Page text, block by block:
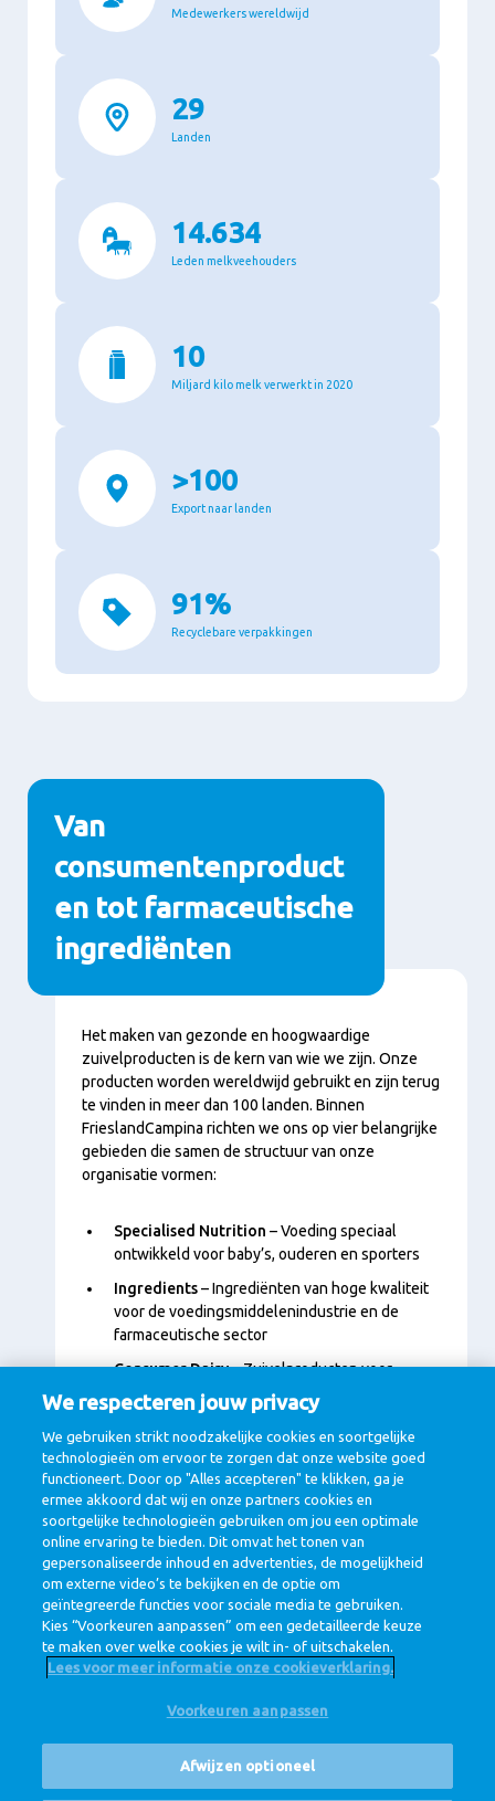
Medewerkers wereldwijd
29
Landen
14.634
Leden melkveehouders
10
Miljard kilo melk verwerkt in 2020
>100
Export naar landen
91%
Recyclebare verpakkingen
Van
consumentenproduct
en tot farmaceutische
ingrediënten
Inhoud
Het maken van gezonde en hoogwaardige
zuivelproducten is de kern van wie we zijn. Onze
producten worden wereldwijd gebruikt en zijn terug
te vinden in meer dan 100 landen. Binnen
FrieslandCampina richten we ons op vier belangrijke
gebieden die samen de structuur van onze
organisatie vormen:
Specialised Nutrition – Voeding speciaal
ontwikkeld voor baby’s, ouderen en sporters
Ingredients– Ingrediënten van hoge kwaliteit
voor de voedingsmiddelenindustrie en de
farmaceutische sector
Consumer Dairy– Zuivelproducten voor
dagelijks gebruik, zoals melk, yoghurt en vla
Dairy Essentials
– Basiszuivel zoals kaas, boter
en melkpoeder
Of het nu gaat om een flesje babyvoeding, een plak
kaas of een ingrediënt voor medicijnen, onze zuivel
draagt bij aan een gezondere wereld.
Corporate Site
We respecteren jouw privacy
We gebruiken strikt noodzakelijke cookies en soortgelijke
technologieën om ervoor te zorgen dat onze website goed
functioneert. Door op "Alles accepteren" te klikken, ga je
ermee akkoord dat wij en onze partners cookies en
soortgelijke technologieën gebruiken om jou een optimale
online ervaring te bieden. Dit omvat het tonen van
gepersonaliseerde inhoud en advertenties, de mogelijkheid
om externe video’s te bekijken en de optie om
geïntegreerde functies voor sociale media te gebruiken.
Kies “Voorkeuren aanpassen” om een gedetailleerde keuze
te maken over welke cookies je wilt in- of uitschakelen.
Lees voor meer informatie onze cookieverklaring.
Voorkeuren aanpassen
Afwijzen optioneel